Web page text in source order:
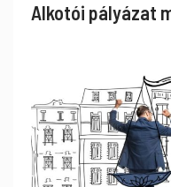
Alkotói pályázat